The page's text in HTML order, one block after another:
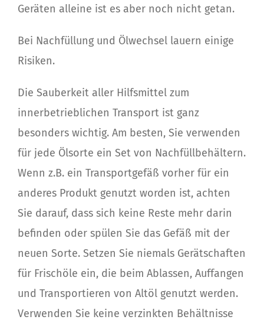
Geräten alleine ist es aber noch nicht getan.
Bei Nachfüllung und Ölwechsel lauern einige
Risiken.
Die Sauberkeit aller Hilfsmittel zum
innerbetrieblichen Transport ist ganz
besonders wichtig. Am besten, Sie verwenden
für jede Ölsorte ein Set von Nachfüllbehältern.
Wenn z.B. ein Transportgefäß vorher für ein
anderes Produkt genutzt worden ist, achten
Sie darauf, dass sich keine Reste mehr darin
befinden oder spülen Sie das Gefäß mit der
neuen Sorte. Setzen Sie niemals Gerätschaften
für Frischöle ein, die beim Ablassen, Auffangen
und Transportieren von Altöl genutzt werden.
Verwenden Sie keine verzinkten Behältnisse